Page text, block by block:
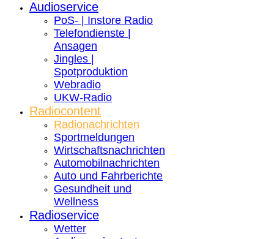
Audioservice
PoS- | Instore Radio
Telefondienste |
Ansagen
Jingles |
Spotproduktion
Webradio
UKW-Radio
Radiocontent
Radionachrichten
Sportmeldungen
Wirtschaftsnachrichten
Automobilnachrichten
Auto und Fahrberichte
Gesundheit und
Wellness
Radioservice
Wetter